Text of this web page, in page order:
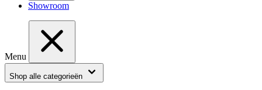
Showroom
Menu
Shop alle categorieën